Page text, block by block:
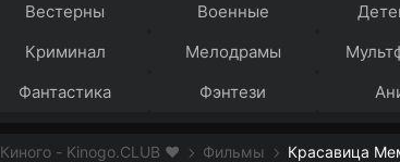
Вестерны Военные
Криминал Мелодрамы
Фантастика Фэнтези
Киного - Kinogo.CLUB ❤️ Фильмы Красавица